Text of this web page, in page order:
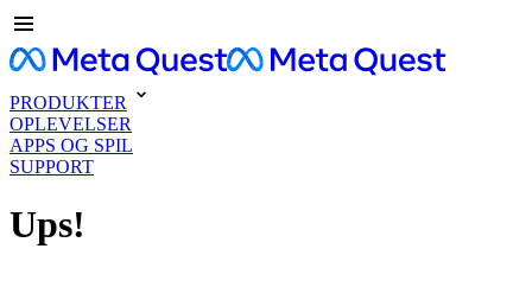
PRODUKTER
OPLEVELSER
APPS OG SPIL
SUPPORT
Ups!